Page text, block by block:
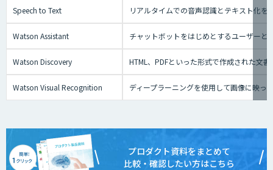
Speech to Text リアルタイムでの音声認識とテキスト化
Watson Assistant チャットボットをはじめとするユーザー
Watson Discovery HTML、PDFといった形式で作成された文
Watson Visual Recognition ディープラーニングを使用して画像に映っ
プロダクト資料をまとめて
比較・確認したい方はこちら